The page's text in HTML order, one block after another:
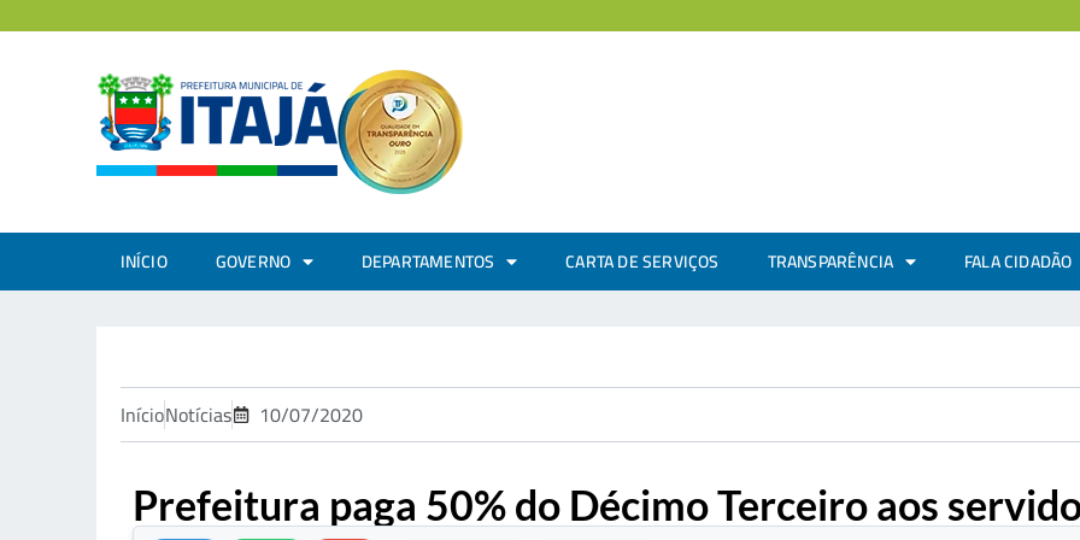
INÍCIO GOVERNO DEPARTAMENTOS CARTA DE SERVIÇOS TRANSPARÊNCIA FALA CIDADÃO
InícioNotícias 10/07/2020
Prefeitura paga 50% do Décimo Terceiro aos